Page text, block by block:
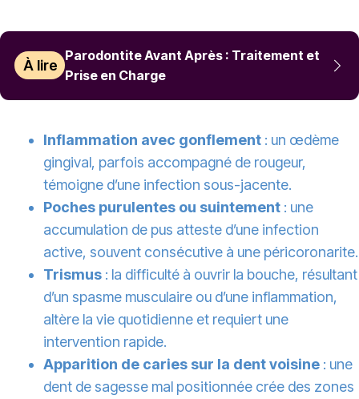
À lire
Parodontite Avant Après : Traitement et
Prise en Charge
Inflammation avec gonflement : un œdème
gingival, parfois accompagné de rougeur,
témoigne d’une infection sous-jacente.
Poches purulentes ou suintement : une
accumulation de pus atteste d’une infection
active, souvent consécutive à une péricoronarite.
Trismus : la difficulté à ouvrir la bouche, résultant
d’un spasme musculaire ou d’une inflammation,
altère la vie quotidienne et requiert une
intervention rapide.
Apparition de caries sur la dent voisine : une
dent de sagesse mal positionnée crée des zones